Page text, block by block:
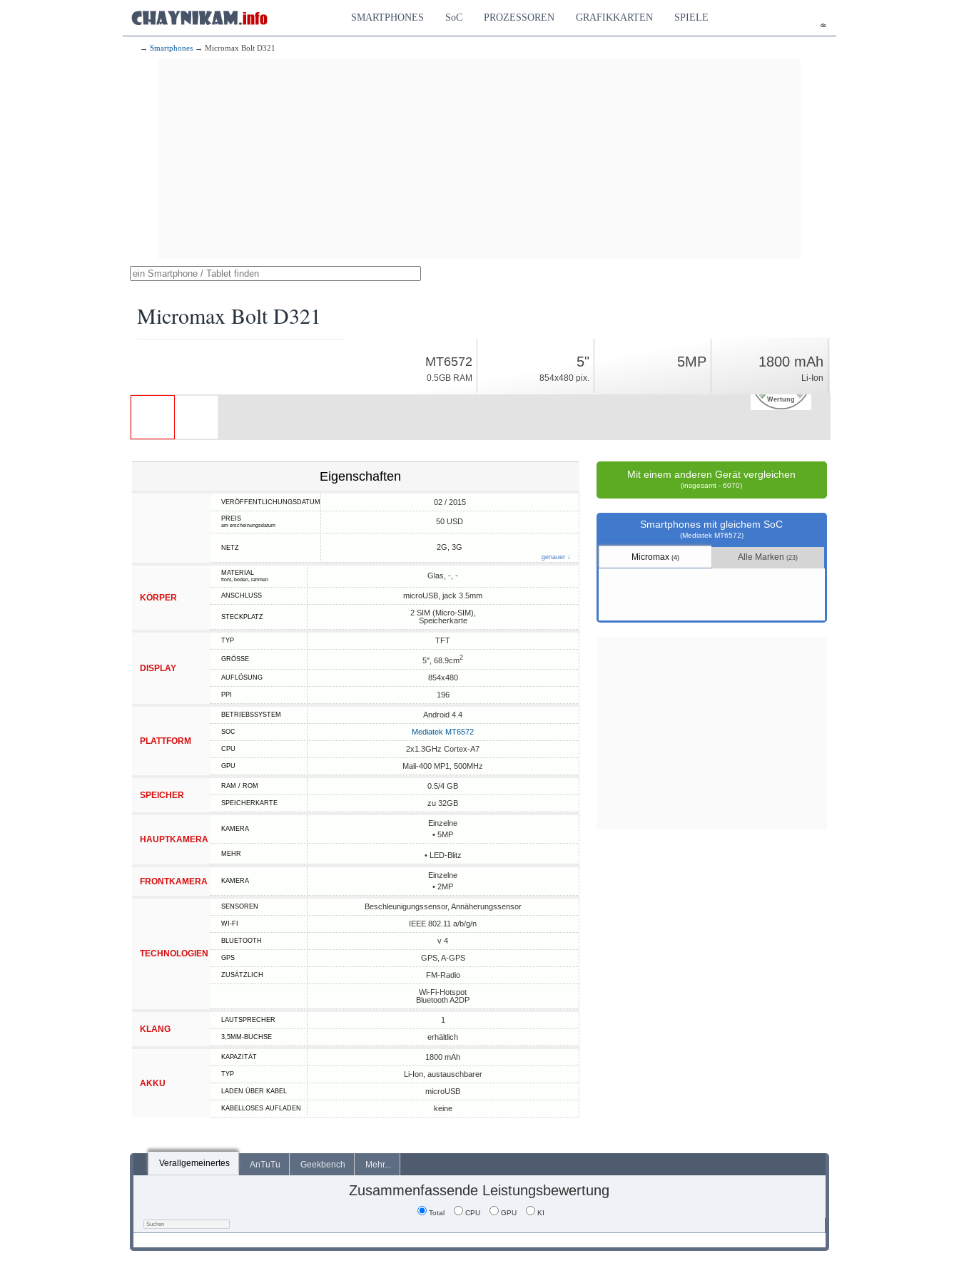
de
SMARTPHONES SoC PROZESSOREN GRAFIKKARTEN SPIELE
→ Smartphones → Micromax Bolt D321
Micromax Bolt D321
Wertung
MT6572
0.5GB RAM
5"
854x480 pix.
5MP 1800 mAh
Li-Ion
Eigenschaften
VERÖFFENTLICHUNGSDATUM 02 / 2015
PREIS
am erscheinungsdatum 50 USD
NETZ 2G, 3G
genauer ↓
KÖRPER
MATERIAL
front, boden, rahmen Glas, -, -
ANSCHLUSS microUSB, jack 3.5mm
STECKPLATZ
2 SIM (Micro-SIM),
Speicherkarte
DISPLAY
TYP TFT
GRÖSSE 5", 68.9cm2
AUFLÖSUNG 854x480
PPI 196
PLATTFORM
BETRIEBSSYSTEM Android 4.4
SOC Mediatek MT6572
CPU 2x1.3GHz Cortex-A7
GPU Mali-400 MP1, 500MHz
SPEICHER
RAM / ROM 0.5/4 GB
SPEICHERKARTE zu 32GB
HAUPTKAMERA
KAMERA
Einzelne
• 5MP
MEHR • LED-Blitz
FRONTKAMERA KAMERA
Einzelne
• 2MP
TECHNOLOGIEN
SENSOREN Beschleunigungssensor, Annäherungssensor
WI-FI IEEE 802.11 a/b/g/n
BLUETOOTH v 4
GPS GPS, A-GPS
ZUSÄTZLICH
FM-Radio
Wi-Fi-Hotspot
Bluetooth A2DP
KLANG
LAUTSPRECHER 1
3,5MM-BUCHSE erhältlich
AKKU
KAPAZITÄT 1800 mAh
TYP Li-Ion, austauschbarer
LADEN ÜBER KABEL microUSB
KABELLOSES AUFLADEN keine
Mit einem anderen Gerät vergleichen
(insgesamt - 6070)
Smartphones mit gleichem SoC
(Mediatek MT6572)
Micromax (4) Alle Marken(23)
Verallgemeinertes AnTuTu Geekbench Mehr...
Zusammenfassende Leistungsbewertung
Total CPU GPU KI